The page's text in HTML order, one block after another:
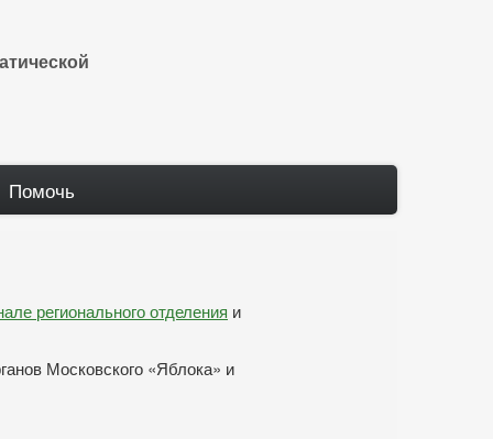
Помочь
регионального отделения и
Московского «Яблока» и